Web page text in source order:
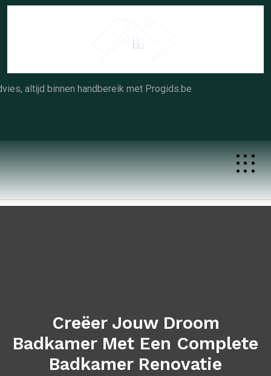
Skip
altijd binnen handbereik met Progids.be
Creëer Jouw Droom
Badkamer Met Een Complete
Badkamer Renovatie